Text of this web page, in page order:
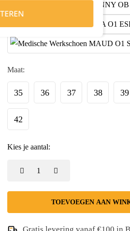
Maat:
35 36 37 38 39
42
Kies je aantal:
TOEVOEGEN AAN